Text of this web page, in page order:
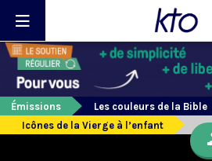
Émissions
Les couleurs de la Bible
Icônes de la Vierge à l’enfant